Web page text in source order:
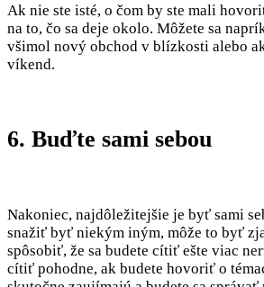
Ak nie ste isté, o čom by ste mali
na to, čo sa deje okolo. Môžete sa
všimol nový obchod v blízkosti alebo
víkend.
6. Buďte sami sebou
Nakoniec, najdôležitejšie je byť sami
snažiť byť niekým iným, môže to byť
spôsobiť, že sa budete cítiť ešte viac
cítiť pohodne, ak budete hovoriť o